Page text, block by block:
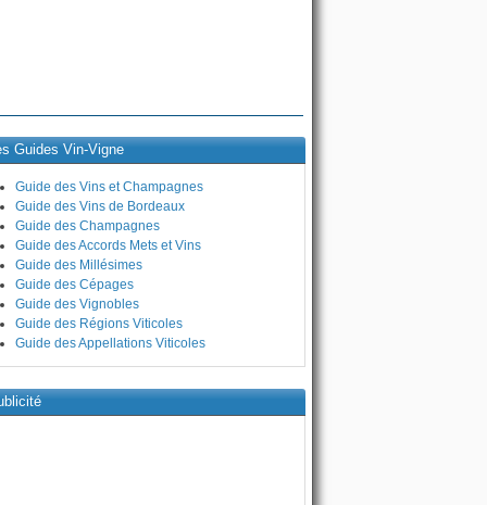
Guides Vin-Vigne
Guide des Vins et Champagnes
Guide des Vins de Bordeaux
Guide des Champagnes
Guide des Accords Mets et Vins
Guide des Millésimes
Guide des Cépages
Guide des Vignobles
Guide des Régions Viticoles
Guide des Appellations Viticoles